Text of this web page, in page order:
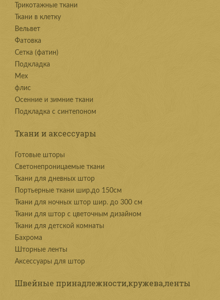
Трикотажные ткани
Ткани в клетку
Вельвет
Фатовка
Сетка (фатин)
Подкладка
Мех
флис
Осенние и зимние ткани
Подкладка с синтепоном
Ткани и аксессуары
Готовые шторы
Светонепроницаемые ткани
Ткани для дневных штор
Портьерные ткани шир.до 150см
Ткани для ночных штор шир. до 300 см
Ткани для штор с цветочным дизайном
Ткани для детской комнаты
Бахрома
Шторные ленты
Аксессуары для штор
Швейные принадлежности,кружева,ленты